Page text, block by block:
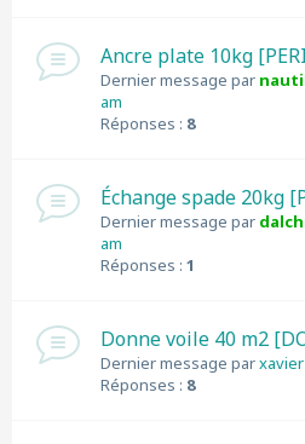
Ancre plate 10kg
Dernier message par
am
Réponses : 8
Échange spade 20kg
Dernier message par
am
Réponses : 1
Donne voile 40 m2
Dernier message parxavier
Réponses : 8